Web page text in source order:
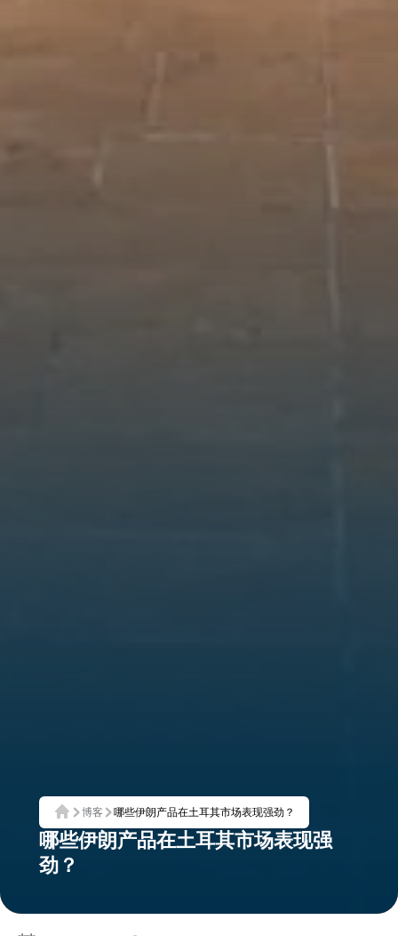
首页
博客 哪些伊朗产品在土耳其市场表现强劲？
哪些伊朗产品在土耳其市场表现强
劲？